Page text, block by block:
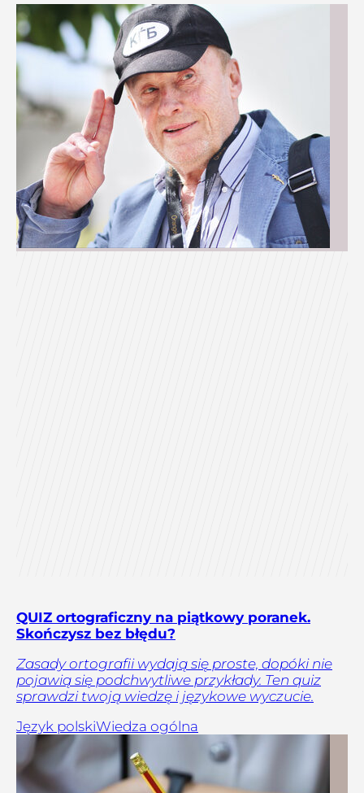
QUIZ ortograficzny na piątkowy poranek.
Skończysz bez błędu?
Zasady ortografii wydają się proste, dopóki nie
pojawią się podchwytliwe przykłady. Ten quiz
sprawdzi twoją wiedzę i językowe wyczucie.
Język polskiWiedza ogólna